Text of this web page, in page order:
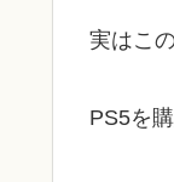
実はこ
PS5を